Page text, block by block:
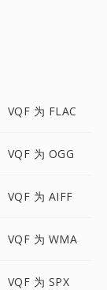
VQF 为 FLAC
VQF 为 OGG
VQF 为 AIFF
VQF 为 WMA
VQF 为 SPX